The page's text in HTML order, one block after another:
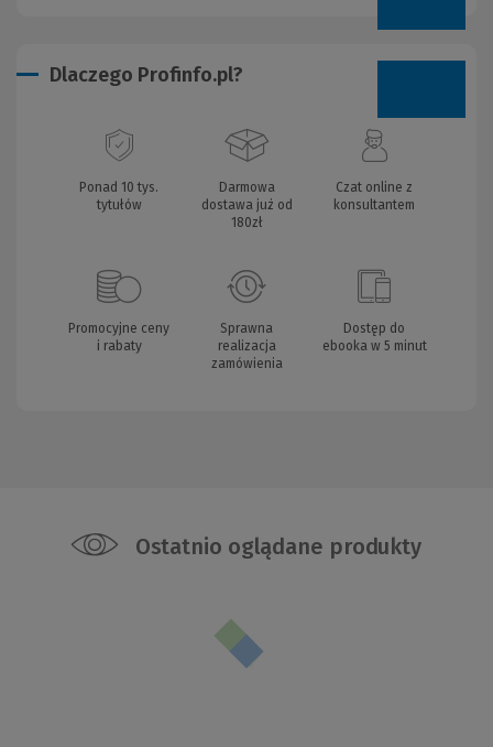
Dlaczego Profinfo.pl?
Ponad 10 tys.
tytułów
Darmowa
dostawa już od
180zł
Czat online z
konsultantem
Promocyjne ceny
i rabaty
Sprawna
realizacja
zamówienia
Dostęp do
ebooka w 5 minut
Ostatnio oglądane produkty